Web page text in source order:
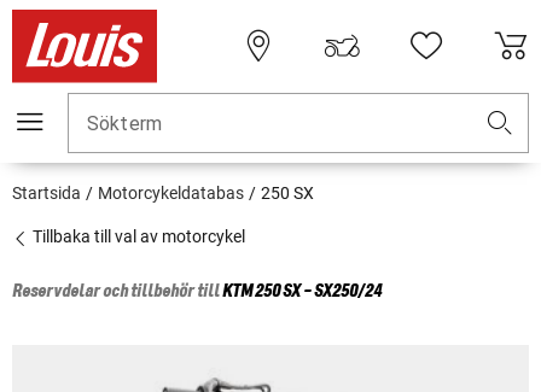
Sökterm
Startsida Motorcykeldatabas 250 SX
Tillbaka till val av motorcykel
Reservdelar och tillbehör tillKTM250 SX - SX250/24